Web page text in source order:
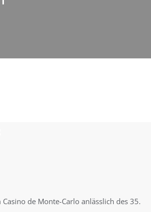
de Monte-Carlo anlässlich des 35.